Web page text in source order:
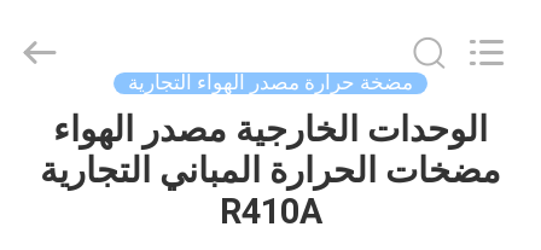
الصفحة
الرئيسية
Technology
مضخة حرارة مصدر الهواء التجارية
الوحدات الخارجية مصدر الهواء
مضخات الحرارة المباني التجارية
R410A